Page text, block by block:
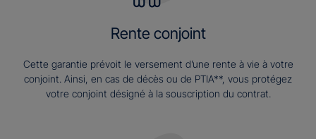
Rente conjoint
Cette garantie prévoit le versement d’une rente à vie à votre
conjoint. Ainsi, en cas de décès ou de PTIA**, vous protégez
votre conjoint désigné à la souscription du contrat.